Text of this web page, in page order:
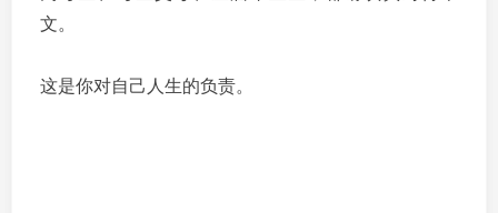
文。
这是你对自己人生的负责。